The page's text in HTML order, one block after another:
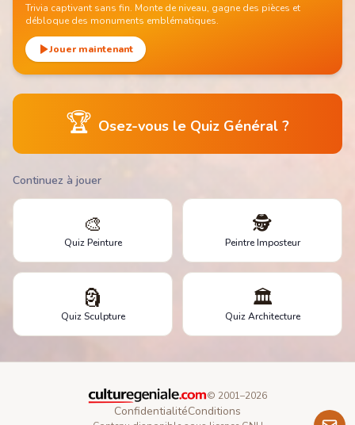
Trivia captivant sans fin. Monte de niveau, gagne des pièces et
débloque des monuments emblématiques.
Jouer maintenant
🏆 Osez-vous le Quiz Général ?
Continuez à jouer
🎨
Quiz Peinture
🕵️
Peintre Imposteur
🗿
Quiz Sculpture
🏛️
Quiz Architecture
© 2001–2026
ConfidentialitéConditions